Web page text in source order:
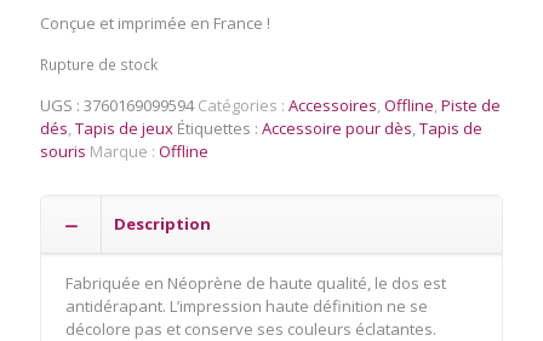
Conçue et imprimée en France !
Rupture de stock
UGS : 3760169099594 Catégories : Accessoires,Offline,Piste de
dés,Tapis de jeux Étiquettes : Accessoire pour dès,Tapis de
souris Marque : Offline
Description
Fabriquée en Néoprène de haute qualité, le dos est
antidérapant. L’impression haute définition ne se
décolore pas et conserve ses couleurs éclatantes.